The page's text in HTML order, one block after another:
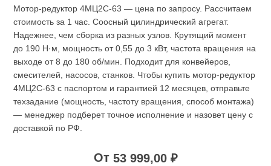
Мотор-редуктор 4МЦ2С-63 — цена по запросу. Рассчитаем
стоимость за 1 час. Соосный цилиндрический агрегат.
Надежнее, чем сборка из разных узлов. Крутящий момент
до 190 Н·м, мощность от 0,55 до 3 кВт, частота вращения на
выходе от 8 до 180 об/мин. Подходит для конвейеров,
смесителей, насосов, станков. Чтобы купить мотор-редуктор
4МЦ2С-63 с паспортом и гарантией 12 месяцев, отправьте
техзадание (мощность, частоту вращения, способ монтажа)
— менеджер подберет точное исполнение и назовет цену с
доставкой по РФ.
От 53 999,00 ₽